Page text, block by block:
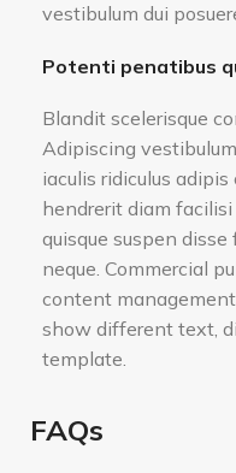
vestibulum dui
Potenti penatibus
Blandit scelerisque
Adipiscing
iaculis ridiculus
hendrerit diam
quisque suspen
neque. Commercial
content
show different text,
template.
FAQs